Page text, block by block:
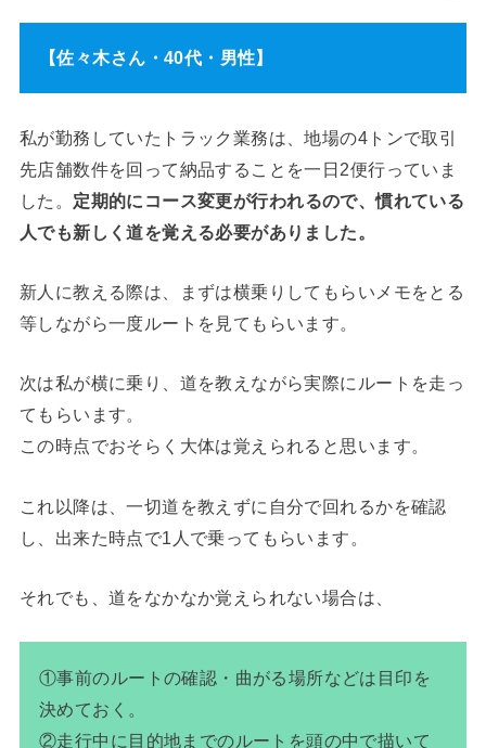
【佐々木さん・40代・男性】
私が勤務していたトラック業務は、地場の4トンで取引
先店舗数件を回って納品することを一日2便行っていま
した。 定期的にコース変更が行われるので、慣れている
人でも新しく道を覚える必要がありました。
新人に教える際は、まずは横乗りしてもらいメモをとる
等しながら一度ルートを見てもらいます。
次は私が横に乗り、道を教えながら実際にルートを走っ
てもらいます。
この時点でおそらく大体は覚えられると思います。
これ以降は、一切道を教えずに自分で回れるかを確認
し、出来た時点で1人で乗ってもらいます。
それでも、道をなかなか覚えられない場合は、
①事前のルートの確認・曲がる場所などは目印を
決めておく。
②走行中に目的地までのルートを頭の中で描いて